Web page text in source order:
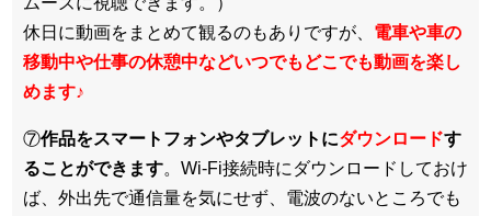
休日に動画をまとめて観るのもありですが、 電車や車の
移動中や仕事の休憩中などいつでもどこでも動画を楽し
めます♪
⑦作品をスマートフォンやタブレットにダウンロードす
ることができます。Wi-Fi接続時にダウンロードしておけ
ば、外出先で通信量を気にせず、電波のないところでも